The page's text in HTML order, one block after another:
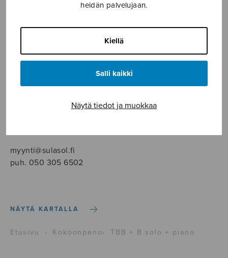
heidän palvelujaan.
Kiellä
Salli kaikki
Näytä tiedot ja muokkaa
Sulasol nuottikauppa
myynti@sulasol.fi
puh. 050 305 6502
NÄYTÄ KARTALLA
Etusivu › Kokoonpano› TBB + B solo + piano